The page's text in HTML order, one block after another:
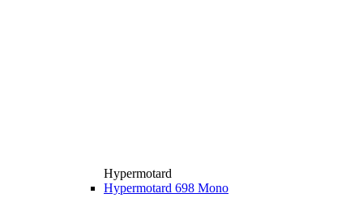
Hypermotard
Hypermotard 698 Mono